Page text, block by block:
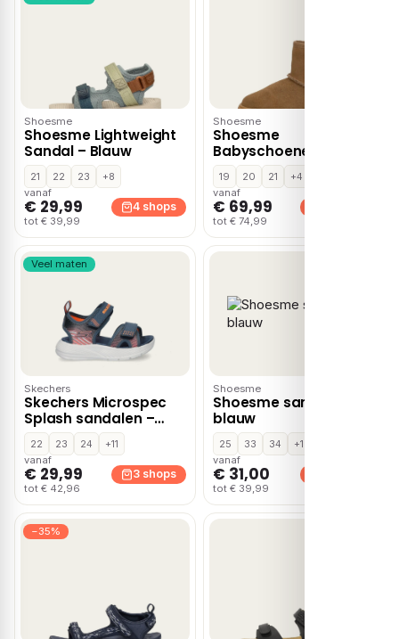
Shoesme
Shoesme Lightweight
Sandal – Blauw
21 22 23
+8
vanaf
€ 29,99
tot € 39,99
4 shops
Shoesme
Shoesme
Babyschoenen
cognac Suede
19 20 21
+4
vanaf
€ 69,99
tot € 74,99
Veel maten
Skechers
Skechers Microspec
Splash sandalen –
Blauw
22 23 24
+11
vanaf
€ 29,99
tot € 42,96
3 shops
Shoesme
Shoesme sandalen
blauw
25 33 34
+1
vanaf
€ 31,00
tot € 39,99
−35%